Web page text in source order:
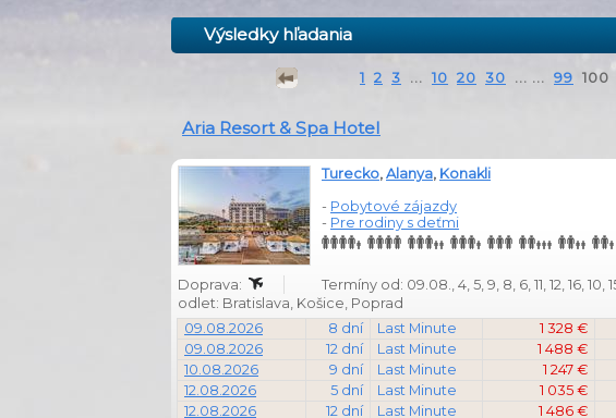
Výsledky hľadania
1 2 3 ... 10 20 30 ... ... 99 100
Aria Resort & Spa Hotel
Turecko, Alanya, Konakli
- Pobytové zájazdy
- Pre rodiny s deťmi
Doprava:
Termíny od: 09.08., 4, 5, 9, 8, 6, 11, 12, 16, 10,
odlet: Bratislava, Košice, Poprad
09.08.2026
8 dní Last Minute 1 328 €
09.08.2026
12 dní Last Minute 1 488 €
10.08.2026
9 dní Last Minute 1 247 €
12.08.2026
5 dní Last Minute 1 035 €
12.08.2026
12 dní Last Minute 1 486 €